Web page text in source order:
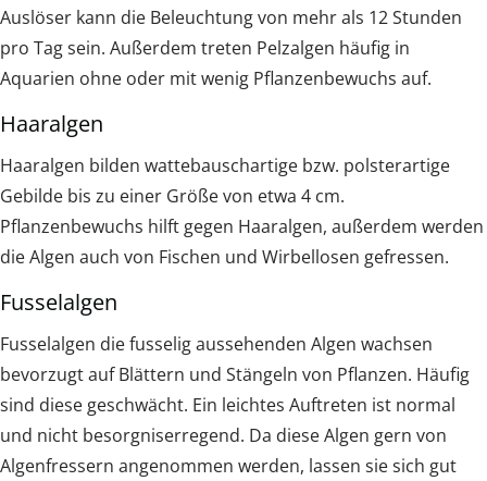
Auslöser kann die Beleuchtung von mehr als 12 Stunden
pro Tag sein. Außerdem treten Pelzalgen häufig in
Aquarien ohne oder mit wenig Pflanzenbewuchs auf.
Haaralgen
Haaralgen bilden wattebauschartige bzw. polsterartige
Gebilde bis zu einer Größe von etwa 4 cm.
Pflanzenbewuchs hilft gegen Haaralgen, außerdem werden
die Algen auch von Fischen und Wirbellosen gefressen.
Fusselalgen
Fusselalgen die fusselig aussehenden Algen wachsen
bevorzugt auf Blättern und Stängeln von Pflanzen. Häufig
sind diese geschwächt. Ein leichtes Auftreten ist normal
und nicht besorgniserregend. Da diese Algen gern von
Algenfressern angenommen werden, lassen sie sich gut